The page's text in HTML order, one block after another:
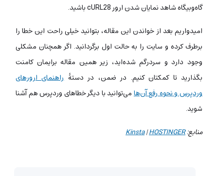
گاه‌وبیگاه شاهد نمایان شدن ارور cURL28 باشید.
امیدواریم بعد از خواندن این مقاله، بتوانید خیلی راحت این خطا را
برطرف کرده و سایت را به حالت اول برگردانید. اگر همچنان مشکلی
وجود دارد و سردرگم شده‌اید، زیر همین مقاله برایمان کامنت
بگذارید تا کمکتان کنیم. در ضمن، در دستۀراهنمای ارورهای
وردپرس و نحوه رفع آن‌هامی‌توانید با دیگر خطاهای وردپرس هم آشنا
شوید.
منابع:
Kinsta|HOSTINGER